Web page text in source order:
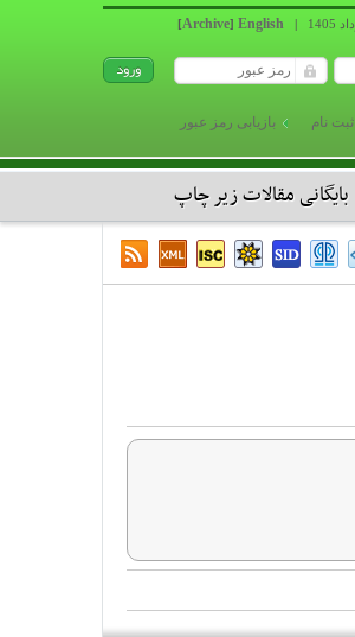
|
English
[Archive]
ثبت نام بازیابی رمز عبور
بایگانی مقالات زیر چاپ